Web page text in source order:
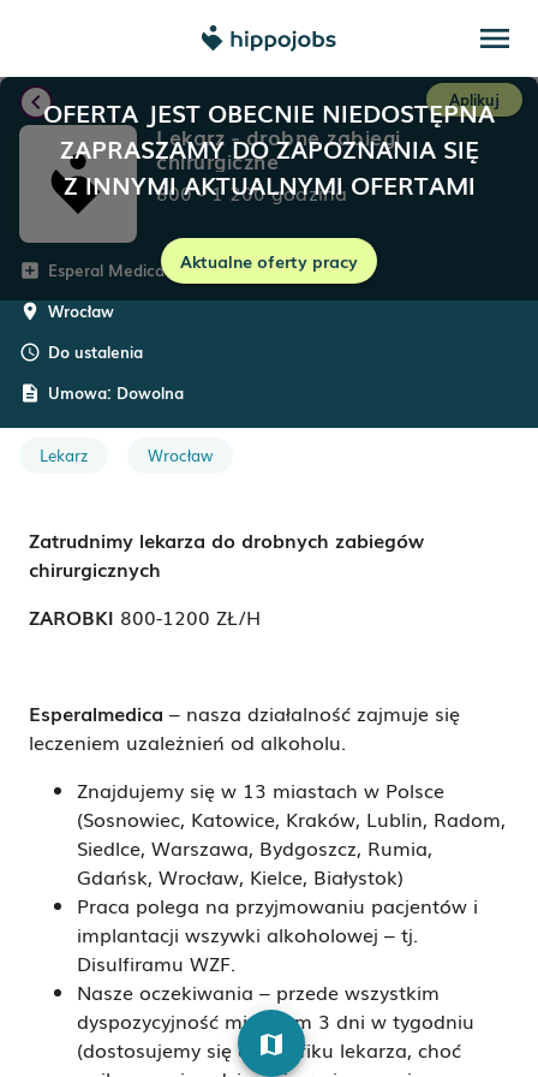
menu
OFERTA JEST OBECNIE NIEDOSTĘPNA
ZAPRASZAMY DO ZAPOZNANIA SIĘ
Z INNYMI AKTUALNYMI OFERTAMI
Aktualne oferty pracy
chevron_left Aplikuj
Lekarz - drobne zabiegi
chirurgiczne
800-1 200godzina
add_box Esperal Medica
room Wrocław
schedule Do ustalenia
description Umowa: Dowolna
Lekarz Wrocław
Zatrudnimy lekarza do drobnych zabiegów
chirurgicznych
ZAROBKI 800-1200 ZŁ/H
Esperalmedica – nasza działalność zajmuje się
leczeniem uzależnień od alkoholu.
Znajdujemy się w 13 miastach w Polsce
(Sosnowiec, Katowice, Kraków, Lublin, Radom,
Siedlce, Warszawa, Bydgoszcz, Rumia,
Gdańsk, Wrocław, Kielce, Białystok)
Praca polega na przyjmowaniu pacjentów i
implantacji wszywki alkoholowej – tj.
Disulfiramu WZF.
Nasze oczekiwania – przede wszystkim
dyspozycyjność minimum 3 dni w tygodniu
(dostosujemy się do grafiku lekarza, choć
map